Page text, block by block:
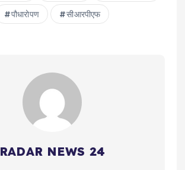
पौधारोपण सीआरपीएफ
RADAR NEWS 24